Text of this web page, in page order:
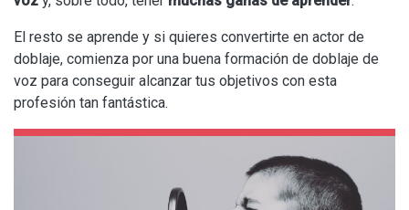
El resto se aprende y si quieres convertirte en actor de
doblaje, comienza por una buena formación de doblaje de
voz para conseguir alcanzar tus objetivos con esta
profesión tan fantástica.